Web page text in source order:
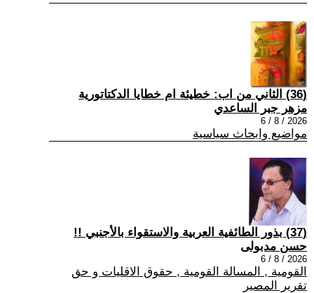
(36) الثاني من اب: خطيئة ام خطايا الدكتاتورية
مزهر جبر الساعدي
2026 / 8 / 6
مواضيع وابحاث سياسية
(37) بذور الطائفية العربية والاستقواء بالأجنبي !!
حسن مدبولى
2026 / 8 / 6
القومية , المسالة القومية , حقوق الاقليات و حق
تقرير المصير